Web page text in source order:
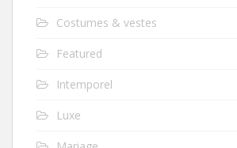
Costumes & vestes
Featured
Intemporel
Luxe